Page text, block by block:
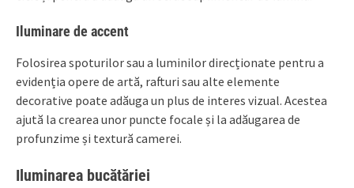
Iluminare de accent
Folosirea spoturilor sau a luminilor direcționate pentru a
evidenția opere de artă, rafturi sau alte elemente
decorative poate adăuga un plus de interes vizual. Acestea
ajută la crearea unor puncte focale și la adăugarea de
profunzime și textură camerei.
Iluminarea bucătăriei